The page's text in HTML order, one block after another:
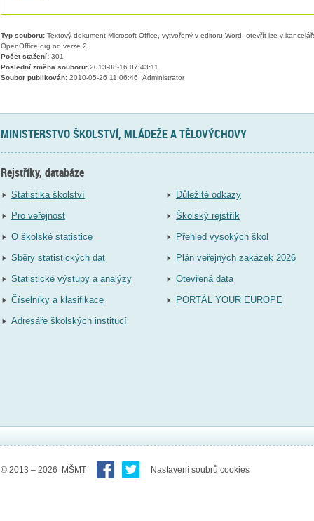
Typ souboru:Textový dokument Microsoft Office, vytvořený v editoru Word, otevřít lze v
OpenOffice.org od verze 2.
Počet stažení:301
Poslední změna souboru:2013-08-16 07:43:11
Soubor publikován:2010-05-26 11:06:46, Administrator
MINISTERSTVO ŠKOLSTVÍ, MLÁDEŽE A TĚLOVÝCHOVY
Rejstříky, databáze
Statistika školství
Pro veřejnost
O školské statistice
Sběry statistických dat
Statistické výstupy a analýzy
Číselníky a klasifikace
Adresáře školských institucí
Důležité odkazy
Školský rejstřík
Přehled vysokých škol
Plán veřejných zakázek 2026
Otevřená data
PORTÁL YOUR EUROPE
© 2013 – 2026 MŠMT Nastavení soubrů cookies